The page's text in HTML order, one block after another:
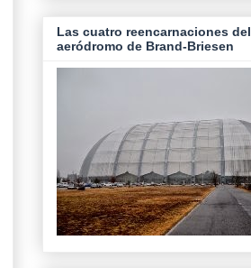
Las cuatro reencarnaciones del
aeródromo de Brand-Briesen